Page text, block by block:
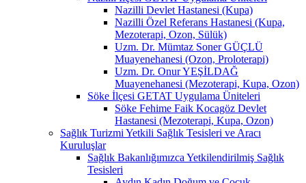
Nazilli Devlet Hastanesi (Kupa)
Nazilli Özel Referans Hastanesi (Kupa,
Mezoterapi, Ozon, Sülük)
Uzm. Dr. Mümtaz Soner GÜÇLÜ
Muayenehanesi (Ozon, Proloterapi)
Uzm. Dr. Onur YEŞİLDAĞ
Muayenehanesi (Mezoterapi, Kupa, Ozon)
Söke İlçesi GETAT Uygulama Üniteleri
Söke Fehime Faik Kocagöz Devlet
Hastanesi (Mezoterapi, Kupa, Ozon)
Sağlık Turizmi Yetkili Sağlık Tesisleri ve Aracı
Kuruluşlar
Sağlık Bakanlığımızca Yetkilendirilmiş Sağlık
Tesisleri